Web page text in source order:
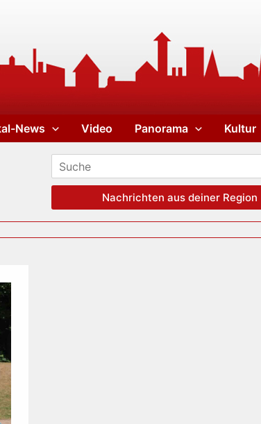
News Video Panorama Kultur
Nachrichten aus deiner Region